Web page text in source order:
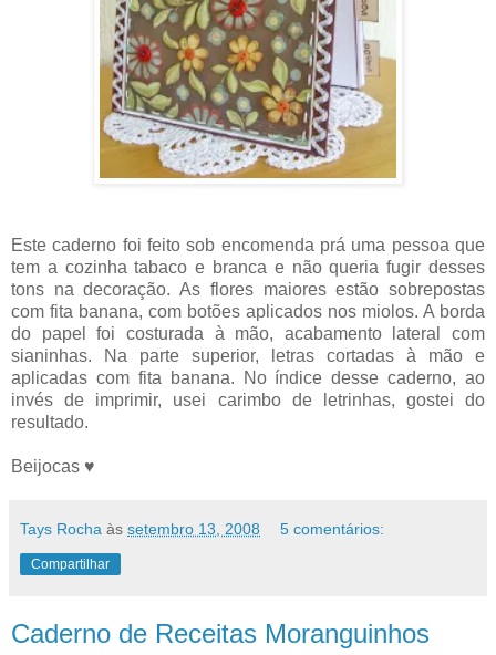
Este caderno foi feito sob encomenda prá uma pessoa que
tem a cozinha tabaco e branca e não queria fugir desses
tons na decoração. As flores maiores estão sobrepostas
com fita banana, com botões aplicados nos miolos. A borda
do papel foi costurada à mão, acabamento lateral com
sianinhas. Na parte superior, letras cortadas à mão e
aplicadas com fita banana. No índice desse caderno, ao
invés de imprimir, usei carimbo de letrinhas, gostei do
resultado.
Beijocas ♥
Tays Rocha às setembro 13, 2008 5 comentários:
Compartilhar
Caderno de Receitas Moranguinhos